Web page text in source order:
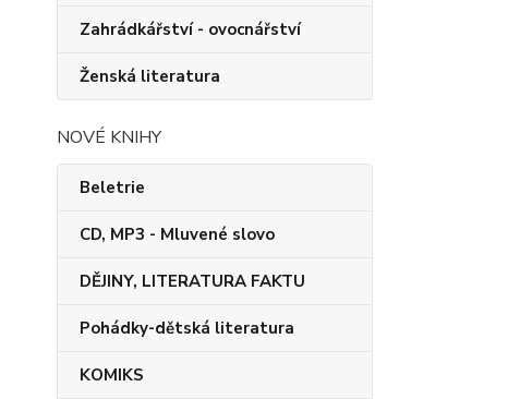
Zahrádkářství - ovocnářství
Ženská literatura
NOVÉ KNIHY
Beletrie
CD, MP3 - Mluvené slovo
DĚJINY, LITERATURA FAKTU
Pohádky-dětská literatura
KOMIKS